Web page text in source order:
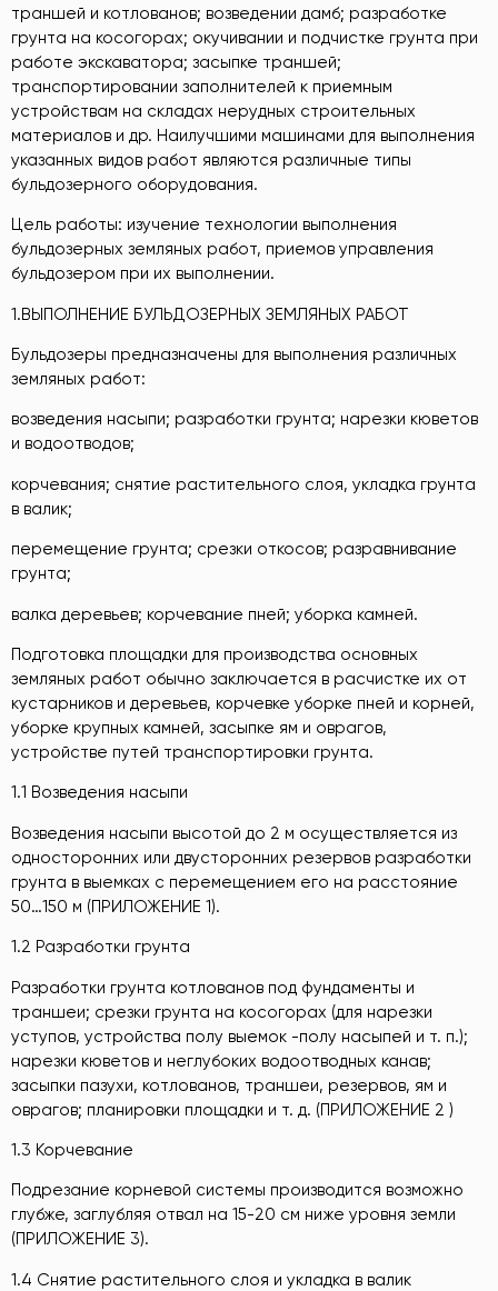
траншей и котлованов; возведении дамб; разработке
грунта на косогорах; окучивании и подчистке грунта при
работе экскаватора; засыпке траншей;
транспортировании заполнителей к приемным
устройствам на складах нерудных строительных
материалов и др. Наилучшими машинами для выполнения
указанных видов работ являются различные типы
бульдозерного оборудования.
Цель работы: изучение технологии выполнения
бульдозерных земляных работ, приемов управления
бульдозером при их выполнении.
1.ВЫПОЛНЕНИЕ БУЛЬДОЗЕРНЫХ ЗЕМЛЯНЫХ РАБОТ
Бульдозеры предназначены для выполнения различных
земляных работ:
возведения насыпи; разработки грунта; нарезки кюветов
и водоотводов;
корчевания; снятие растительного слоя, укладка грунта
в валик;
перемещение грунта; срезки откосов; разравнивание
грунта;
валка деревьев; корчевание пней; уборка камней.
Подготовка площадки для производства основных
земляных работ обычно заключается в расчистке их от
кустарников и деревьев, корчевке уборке пней и корней,
уборке крупных камней, засыпке ям и оврагов,
устройстве путей транспортировки грунта.
1.1 Возведения насыпи
Возведения насыпи высотой до 2 м осуществляется из
односторонних или двусторонних резервов разработки
грунта в выемках с перемещением его на расстояние
50…150 м (ПРИЛОЖЕНИЕ 1).
1.2 Разработки грунта
Разработки грунта котлованов под фундаменты и
траншеи; срезки грунта на косогорах (для нарезки
уступов, устройства полу выемок -полу насыпей и т. п.);
нарезки кюветов и неглубоких водоотводных канав;
засыпки пазухи, котлованов, траншеи, резервов, ям и
оврагов; планировки площадки и т. д. (ПРИЛОЖЕНИЕ 2 )
1.3 Корчевание
Подрезание корневой системы производится возможно
глубже, заглубляя отвал на 15-20 см ниже уровня земли
(ПРИЛОЖЕНИЕ 3).
1.4 Снятие растительного слоя и укладка в валик